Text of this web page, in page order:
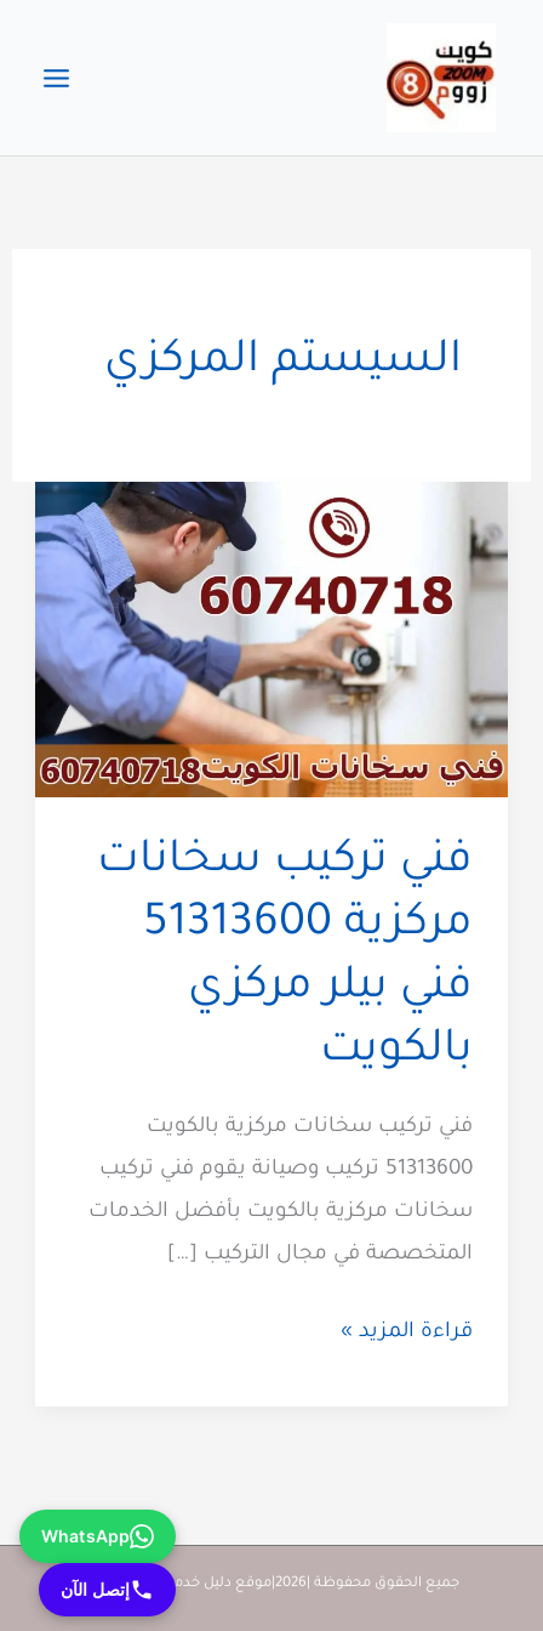
المحتوى
السيستم المركزي
فني تركيب سخانات
مركزية 51313600
فني بيلر مركزي
بالكويت
فني تركيب سخانات مركزية بالكويت
51313600 تركيب وصيانة يقوم فني تركيب
سخانات مركزية بالكويت بأفضل الخدمات
المتخصصة في مجال التركيب […]
فني
فني
بيلر
قراءة المزيد »
جميع الحقوق محفوظة |2026|موقع دليل خدمات كويت زووم
WhatsApp
إتصل الآن